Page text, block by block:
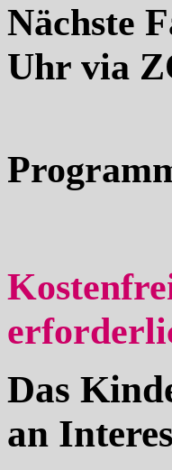
Nächste
Uhr via
Das
an